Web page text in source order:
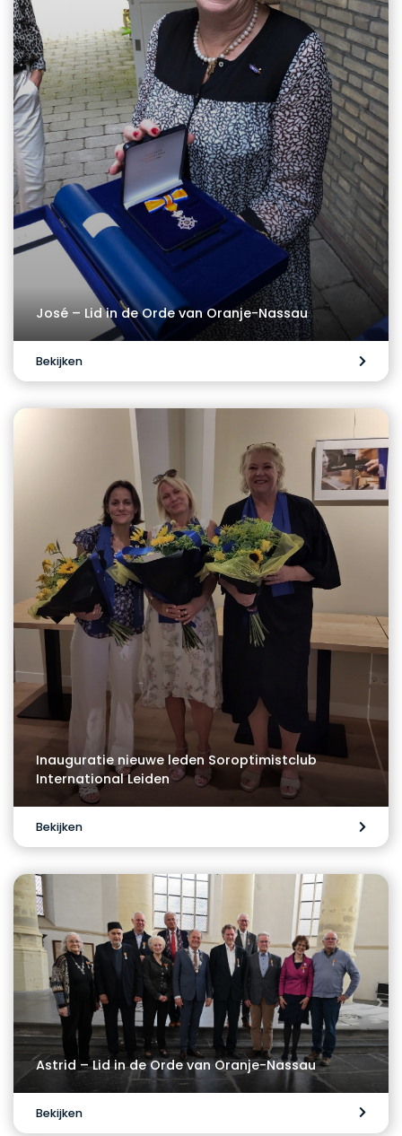
José – Lid in de Orde van Oranje-Nassau
Bekijken
Inauguratie nieuwe leden Soroptimistclub
International Leiden
Bekijken
Astrid – Lid in de Orde van Oranje-Nassau
Bekijken